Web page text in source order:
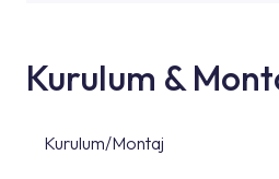
Kurulum &
Kurulum/Montaj